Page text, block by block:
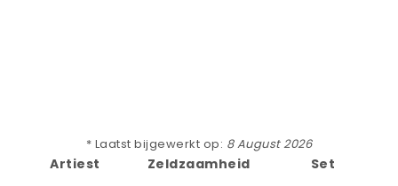
* Laatst bijgewerkt op: 8 August 2026
Artiest Zeldzaamheid Set